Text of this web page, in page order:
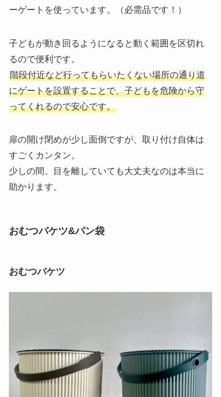
ーゲートを使っています。（必需品です！）
子どもが動き回るようになると動く範囲を区切れ
るので便利です。
階段付近など行ってもらいたくない場所の通り道
にゲートを設置することで、子どもを危険から守
ってくれるので安心です。
扉の開け閉めが少し面倒ですが、取り付け自体は
すごくカンタン。
少しの間、目を離していても大丈夫なのは本当に
助かります。
おむつバケツ&パン袋
おむつバケツ